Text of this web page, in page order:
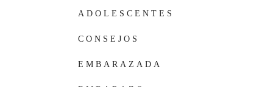
ADOLESCENTES
CONSEJOS
EMBARAZADA